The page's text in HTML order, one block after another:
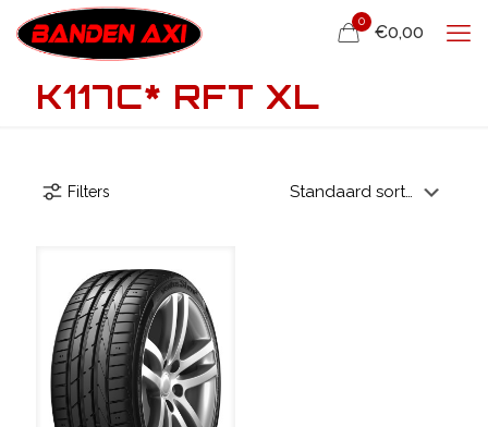
0
€0,00
K117C* RFT XL
Filters